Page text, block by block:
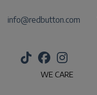
info@redbutton.com
WE CARE